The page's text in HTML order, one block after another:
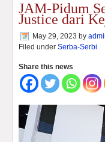
JAM-Pidum
Justice dari
May 29, 2023 by
Filed under Serba-Serbi
Share this news